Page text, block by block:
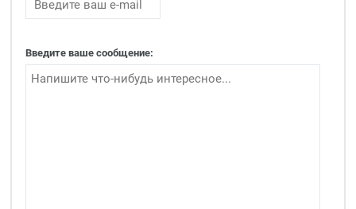
Введите ваше сообщение: